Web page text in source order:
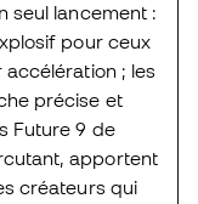
seul lancement :
pour ceux
; les
précise et
Future 9 de
apportent
créateurs qui